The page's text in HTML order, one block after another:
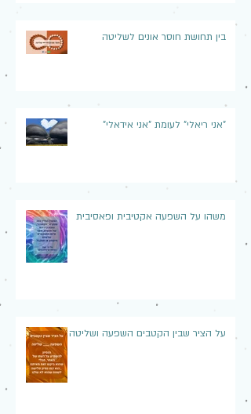
בין תחושת חוסר אונים לשליטה
"אני ריאלי" לעומת "אני אידאלי"
משהו על השפעה אקטיבית ופאסיבית
על הציר שבין הקטבים השפעה ושליטה